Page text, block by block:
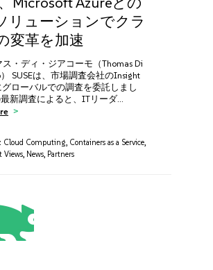
リューションでクラ
変革を加速
ス・ディ・ジアコーモ（Thomas Di
SUSEは、市場調査会社のInsight
グローバルでの調査を委託しまし
新調査によると、ITリーダ…
Cloud Computing, Containers as a Service,
Views, News, Partners